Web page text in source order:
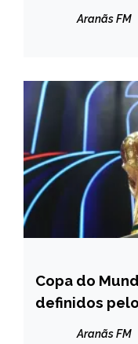
Aranãs FM
ESPORTES
NOTÍCIAS
Copa do
definidos
Aranãs FM